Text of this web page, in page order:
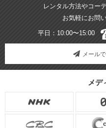
レンタル方法やコー
お気軽にお問
平日：10:00〜15:00
メール
メデ